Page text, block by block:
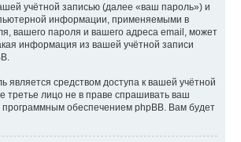
учётной записью (далее «ваш пароль») и
информации, применяемыми в
вашего пароля и вашего адреса email, может
информация из вашей учётной записи
средством доступа к вашей учётной
третье лицо не в праве спрашивать ваш
программным обеспечением phpBB. Вам будет